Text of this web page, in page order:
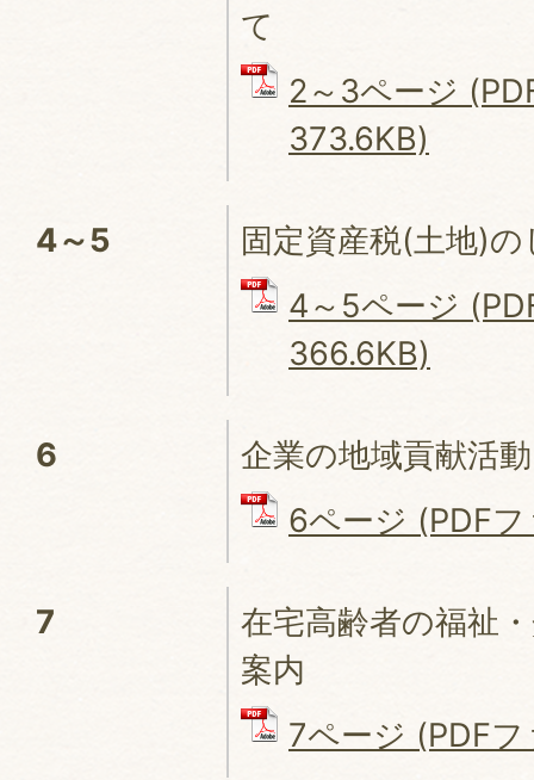
て
2～3ページ
373.6KB)
4～5
固定資産税(土地)
4～5ページ
366.6KB)
6
企業の地域貢献活
6ページ (PDF
7
在宅高齢者の福祉
案内
7ページ (PDF